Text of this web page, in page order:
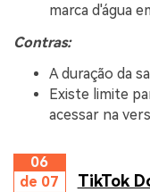
marca d'água
Contras:
A duração da
Existe limite
acessar na
06
de 07
TikTok